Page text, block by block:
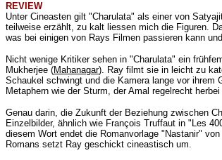
REVIEW
Unter Cineasten gilt "Charulata" als einer von
teilweise erzählt, zu kalt liessen mich die Figuren.
was bei einigen von Rays Filmen passieren kann
Nicht wenige Kritiker sehen in "Charulata" ein
Mukherjee (Mahanagar). Ray filmt sie in leicht zu
Schaukel schwingt und die Kamera lange vor
Metaphern wie der Sturm, der Amal regelrecht
Genau darin, die Zukunft der Beziehung zwischen
Einzelbilder, ähnlich wie François Truffaut in "Les
diesem Wort endet die Romanvorlage "Nastanir" von
Romans setzt Ray geschickt cineastisch um.